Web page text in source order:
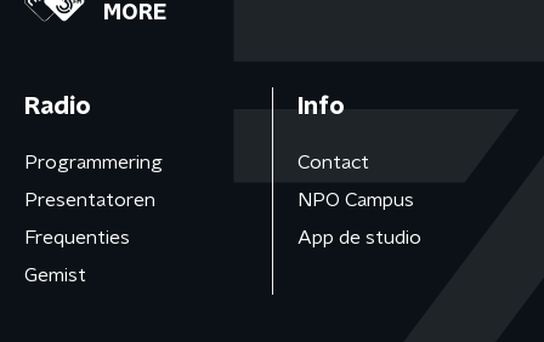
MORE
Radio
Programmering
Presentatoren
Frequenties
Gemist
Info
Contact
NPO Campus
App de studio